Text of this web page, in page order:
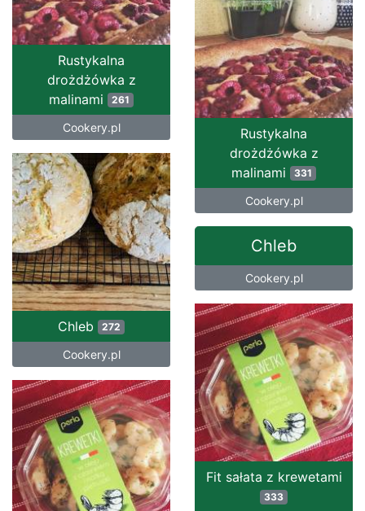
Rustykalna
drożdżówka z
malinami 261
Cookery.pl
Rustykalna
drożdżówka z
malinami 331
Cookery.pl
Chleb 272
Cookery.pl
Chleb
Cookery.pl
Fit sałata z krewetami
333